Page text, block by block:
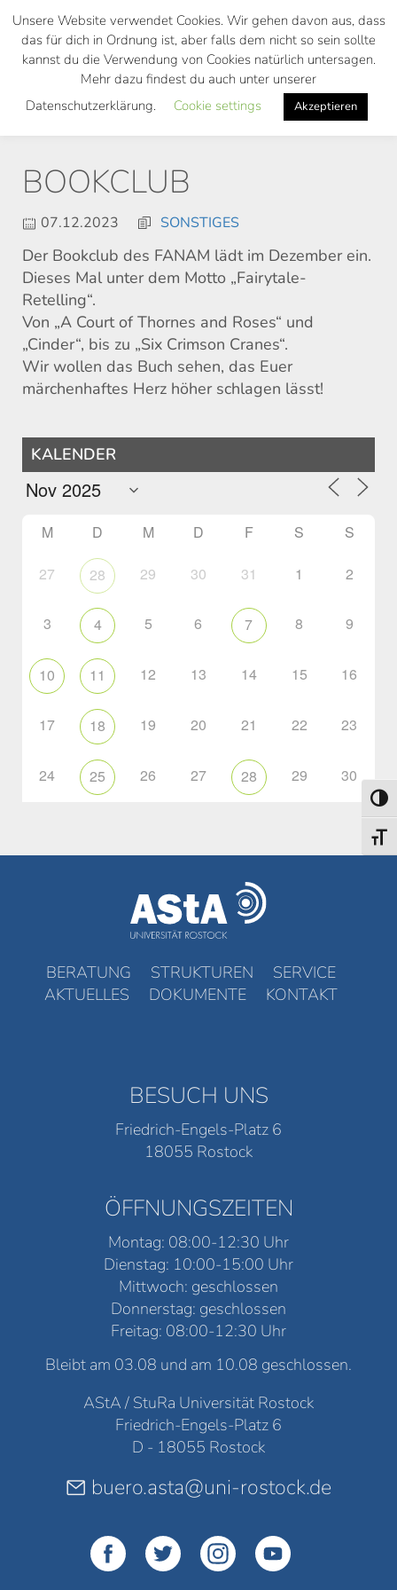
Skip
main
BOOKCLUB
07.12.2023 SONSTIGES
Der Bookclub des FANAM lädt im Dezember ein.
Dieses Mal unter dem Motto „Fairytale-
Retelling“.
Von „A Court of Thornes and Roses“ und
„Cinder“, bis zu „Six Crimson Cranes“.
Wir wollen das Buch sehen, das Euer
märchenhaftes Herz höher schlagen lässt!
KALENDER
M D M D F S S
27 28 29 30 31 1 2
3 4 5 6 7 8 9
10 11 12 13 14 15 16
17 18 19 20 21 22 23
24 25 26 27 28 29 30
BERATUNG STRUKTUREN
SERVICE
AKTUELLES
DOKUMENTE KONTAKT
BESUCH UNS
Friedrich-Engels-Platz 6
18055 Rostock
ÖFFNUNGSZEITEN
Montag: 08:00-12:30 Uhr
Dienstag: 10:00-15:00 Uhr
Mittwoch: geschlossen
Donnerstag: geschlossen
Freitag: 08:00-12:30 Uhr
Bleibt am 03.08 und am 10.08 geschlossen.
AStA / StuRa Universität Rostock
Friedrich-Engels-Platz 6
D - 18055 Rostock
buero.asta@uni-rostock.de
Unsere Website verwendet Cookies. Wir gehen davon aus, dass
das für dich in Ordnung ist, aber falls dem nicht so sein sollte
kannst du die Verwendung von Cookies natürlich untersagen.
Mehr dazu findest du auch unter unserer
Datenschutzerklärung.
Cookie settings Akzeptieren